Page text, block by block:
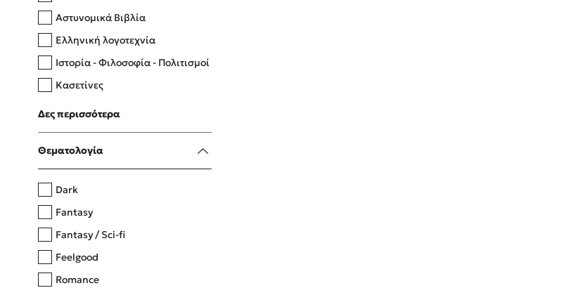
Δανάη Δεληγεώργη
Πάνω, κάτω, μπροστά, πίσω
Η μέθοδος Αφήστε τους
Αστυνομικά Βιβλία
Ελληνική λογοτεχνία
Ιστορία - Φιλοσοφία - Πολιτισμοί
Κασετίνες
Λευκώματα - Έγχρωμοι οδηγοί
Μαγειρική
Δες περισσότερα
Θεματολογία
Dark
Fantasy
Fantasy / Sci-fi
Feelgood
Romance